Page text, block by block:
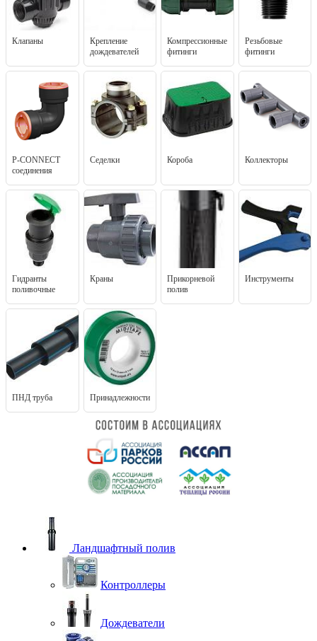
Клапаны
Крепление
дождевателей
Компрессионные
фитинги
Резьбовые
фитинги
P-CONNECT
соединения
Седелки Короба Коллекторы
Гидранты
поливочные
Краны
Прикорневой
полив
Инструменты
ПНД труба Принадлежности
Ландшафтный полив
Контроллеры
Дождеватели